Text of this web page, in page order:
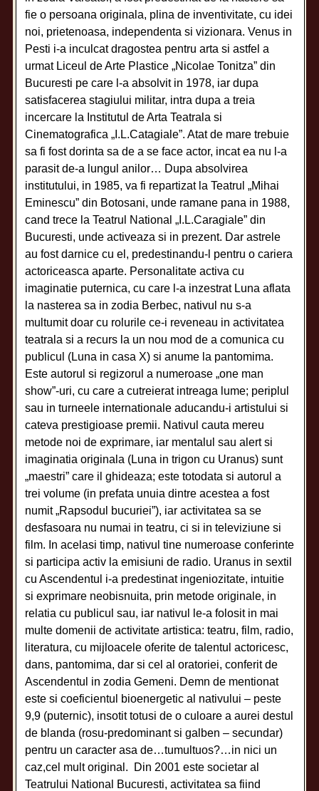
fie o persoana originala, plina de inventivitate, cu idei
noi, prietenoasa, independenta si vizionara. Venus in
Pesti i-a inculcat dragostea pentru arta si astfel a
urmat Liceul de Arte Plastice „Nicolae Tonitza” din
Bucuresti pe care l-a absolvit in 1978, iar dupa
satisfacerea stagiului militar, intra dupa a treia
incercare la Institutul de Arta Teatrala si
Cinematografica „I.L.Catagiale”. Atat de mare trebuie
sa fi fost dorinta sa de a se face actor, incat ea nu l-a
parasit de-a lungul anilor… Dupa absolvirea
institutului, in 1985, va fi repartizat la Teatrul „Mihai
Eminescu” din Botosani, unde ramane pana in 1988,
cand trece la Teatrul National „I.L.Caragiale” din
Bucuresti, unde activeaza si in prezent. Dar astrele
au fost darnice cu el, predestinandu-l pentru o cariera
actoriceasca aparte. Personalitate activa cu
imaginatie puternica, cu care l-a inzestrat Luna aflata
la nasterea sa in zodia Berbec, nativul nu s-a
multumit doar cu rolurile ce-i reveneau in activitatea
teatrala si a recurs la un nou mod de a comunica cu
publicul (Luna in casa X) si anume la pantomima.
Este autorul si regizorul a numeroase „one man
show”-uri, cu care a cutreierat intreaga lume; periplul
sau in turneele internationale aducandu-i artistului si
cateva prestigioase premii. Nativul cauta mereu
metode noi de exprimare, iar mentalul sau alert si
imaginatia originala (Luna in trigon cu Uranus) sunt
„maestri” care il ghideaza; este totodata si autorul a
trei volume (in prefata unuia dintre acestea a fost
numit „Rapsodul bucuriei”), iar activitatea sa se
desfasoara nu numai in teatru, ci si in televiziune si
film. In acelasi timp, nativul tine numeroase conferinte
si participa activ la emisiuni de radio. Uranus in sextil
cu Ascendentul i-a predestinat ingeniozitate, intuitie
si exprimare neobisnuita, prin metode originale, in
relatia cu publicul sau, iar nativul le-a folosit in mai
multe domenii de activitate artistica: teatru, film, radio,
literatura, cu mijloacele oferite de talentul actoricesc,
dans, pantomima, dar si cel al oratoriei, conferit de
Ascendentul in zodia Gemeni. Demn de mentionat
este si coeficientul bioenergetic al nativului – peste
9,9 (puternic), insotit totusi de o culoare a aurei destul
de blanda (rosu-predominant si galben – secundar)
pentru un caracter asa de…tumultuos?…in nici un
caz,cel mult original. Din 2001 este societar al
Teatrului National Bucuresti, activitatea sa fiind